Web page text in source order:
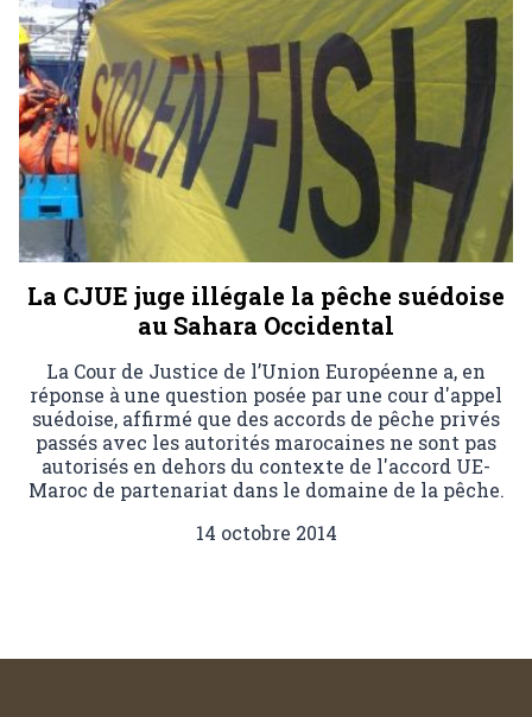
La CJUE juge illégale la pêche suédoise
au Sahara Occidental
La Cour de Justice de l’Union Européenne a, en
réponse à une question posée par une cour d'appel
suédoise, affirmé que des accords de pêche privés
passés avec les autorités marocaines ne sont pas
autorisés en dehors du contexte de l'accord UE-
Maroc de partenariat dans le domaine de la pêche.
14 octobre 2014